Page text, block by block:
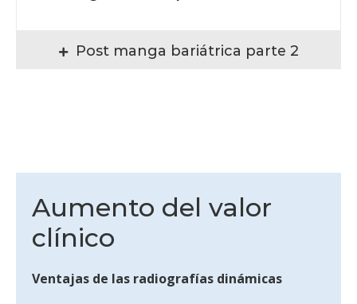
Post manga bariátrica parte 2
Aumento del valor
clínico
Ventajas de las radiografías dinámicas